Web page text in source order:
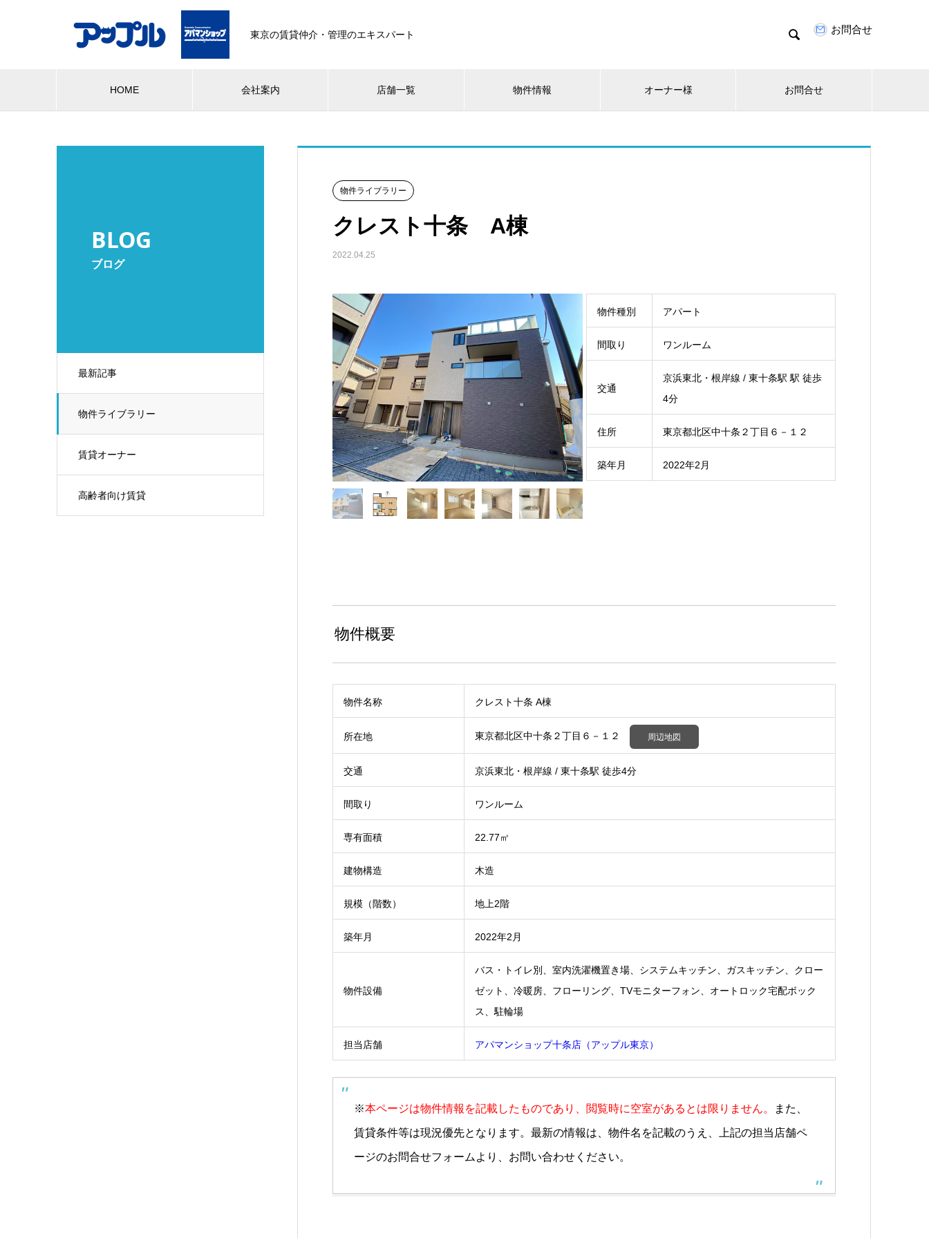
東京の賃貸仲介・管理のエキスパート  お問合せ
HOME 会社案内 店舗一覧 物件情報 オーナー様 お問合せ
BLOG
ブログ
最新記事
物件ライブラリー
賃貸オーナー
高齢者向け賃貸
物件ライブラリー
クレスト十条 A棟
2022.04.25

物件種別 アパート
間取り ワンルーム
交通
京浜東北・根岸線 / 東十条駅 駅 徒歩
4分
住所 東京都北区中十条２丁目６－１２
築年月 2022年2月
物件概要
物件名称 クレスト十条 A棟
所在地 東京都北区中十条２丁目６－１２ 周辺地図
交通 京浜東北・根岸線 / 東十条駅 徒歩4分
間取り ワンルーム
専有面積 22.77㎡
建物構造 木造
規模（階数） 地上2階
築年月 2022年2月
物件設備
バス・トイレ別、室内洗濯機置き場、システムキッチン、ガスキッチン、クロー
ゼット、冷暖房、フローリング、TVモニターフォン、オートロック宅配ボック
ス、駐輪場
担当店舗 アパマンショップ十条店（アップル東京）
※本ページは物件情報を記載したものであり、閲覧時に空室があるとは限りません。 また、
賃貸条件等は現況優先となります。最新の情報は、物件名を記載のうえ、上記の担当店舗ペ
ージのお問合せフォームより、お問い合わせください。